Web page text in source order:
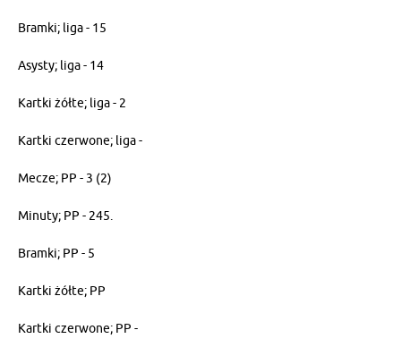
Bramki; liga - 15
Asysty; liga - 14
Kartki żółte; liga - 2
Kartki czerwone; liga -
Mecze; PP - 3 (2)
Minuty; PP - 245.
Bramki; PP - 5
Kartki żółte; PP
Kartki czerwone; PP -